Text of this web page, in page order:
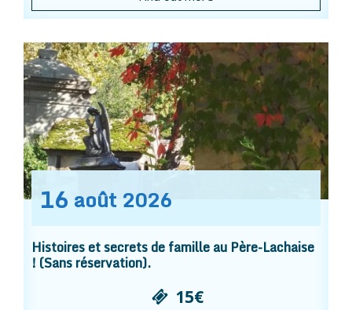
16 août 2026
Histoires et secrets de famille au Père-Lachaise
! (Sans réservation).
15€